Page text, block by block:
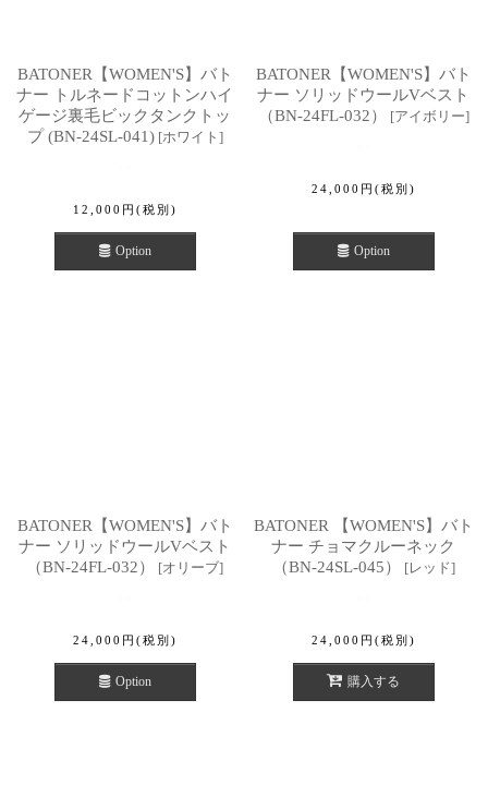
BATONER【WOMEN'S】バト
ナー トルネードコットンハイ
ゲージ裏毛ビックタンクトッ
プ (BN-24SL-041) [ホワイト ]
12,000 円 (税別)
Option
BATONER【WOMEN'S】バト
ナー ソリッドウールVベスト
（BN-24FL-032）
[アイボリー]
24,000 円 (税別)
Option
BATONER【WOMEN'S】バト
ナー ソリッドウールVベスト
（BN-24FL-032）
[オリーブ]
24,000 円 (税別)
Option
BATONER 【WOMEN'S】バト
ナー チョマクルーネック
（BN-24SL-045）
[レッド]
24,000 円 (税別)
購入する